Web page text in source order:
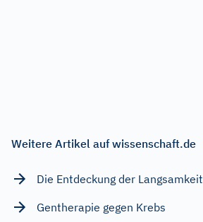
Weitere Artikel auf wissenschaft.de
Die Entdeckung der Langsamkeit
Gentherapie gegen Krebs